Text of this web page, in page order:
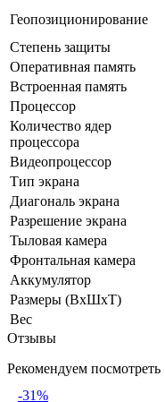
Геопозиционирование
Степень защиты
Оперативная память
Встроенная память
Процессор
Количество ядер
процессора
Видеопроцессор
Тип экрана
Диагональ экрана
Разрешение экрана
Тыловая камера
Фронтальная камера
Аккумулятор
Размеры (ВxШxТ)
Вес
Отзывы
Рекомендуем посмотреть
-31%